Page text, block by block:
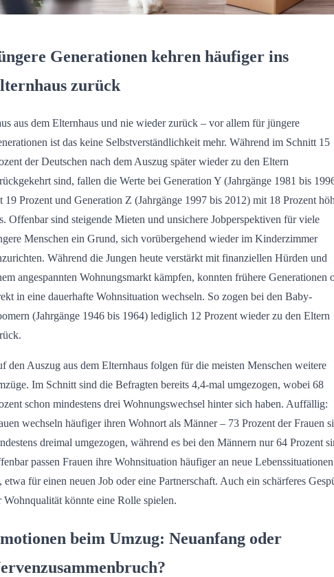
Generationen kehren häufiger ins
zurück
aus dem Elternhaus und nie wieder zurück – vor allem für jüngere
ist das keine Selbstverständlichkeit mehr. Während im Schnitt 15
der Deutschen nach dem Auszug später wieder zu den Eltern
sind, fallen die Werte bei Generation Y (Jahrgänge 1981 bis
19 Prozent und Generation Z (Jahrgänge 1997 bis 2012) mit 18 Prozent
Offenbar sind steigende Mieten und unsichere Jobperspektiven für viele
Menschen ein Grund, sich vorübergehend wieder im Kinderzimmer
Während die Jungen heute verstärkt mit finanziellen Hürden und
angespannten Wohnungsmarkt kämpfen, konnten frühere Generationen
in eine dauerhafte Wohnsituation wechseln. So zogen bei den Baby-
(Jahrgänge 1946 bis 1964) lediglich 12 Prozent wieder zu den Eltern
den Auszug aus dem Elternhaus folgen für die meisten Menschen weitere
Im Schnitt sind die Befragten bereits 4,4-mal umgezogen, wobei 68
schon mindestens drei Wohnungswechsel hinter sich haben. Auffällig:
wechseln häufiger ihren Wohnort als Männer – 73 Prozent der Frauen
dreimal umgezogen, während es bei den Männern nur 64 Prozent
passen Frauen ihre Wohnsituation häufiger an neue Lebenssituationen
etwa für einen neuen Job oder eine Partnerschaft. Auch ein schärferes
Wohnqualität könnte eine Rolle spielen.
beim Umzug: Neuanfang oder